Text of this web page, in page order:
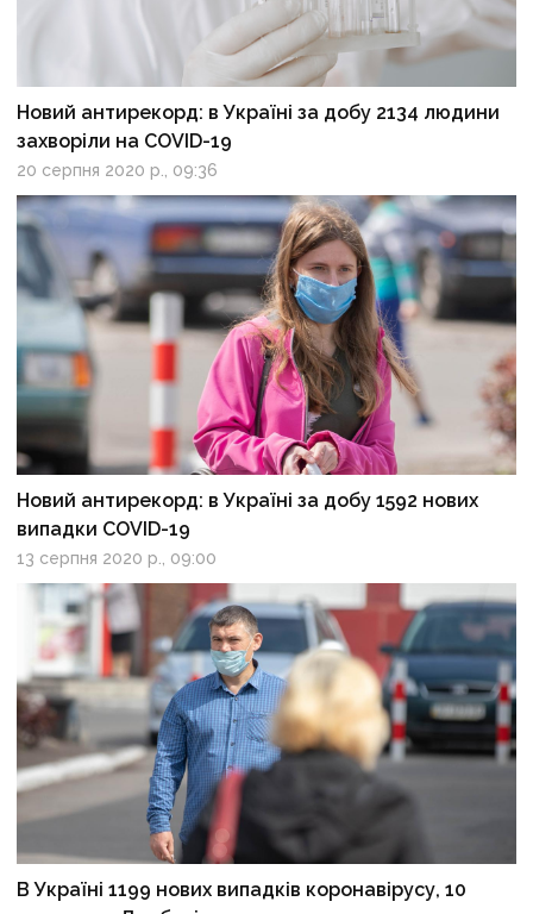
Новий антирекорд: в Україні за добу 2134 людини
захворіли на COVID-19
20 серпня 2020 р., 09:36
Новий антирекорд: в Україні за добу 1592 нових
випадки COVID-19
13 серпня 2020 р., 09:00
В Україні 1199 нових випадків коронавірусу, 10